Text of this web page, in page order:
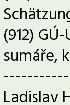
(912)
sumáře,
Ladislav